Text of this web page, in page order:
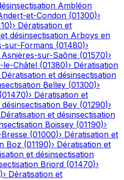
Ambléon
et-Condon (01300)›
)› Dératisation et
désinsectisation Arboys en
sur-Formans (01480)›
Asnières-sur-Saône (01570)›
le-Châtel (01380)› Dératisation
Dératisation et désinsectisation
Belley (01300)›
(01470)› Dératisation et
Bey (01290)›
Dératisation et désinsectisation
Boissey (01190)›
(01000)› Dératisation et
Boz (01190)› Dératisation et
et désinsectisation
Briord (01470)›
)› Dératisation et